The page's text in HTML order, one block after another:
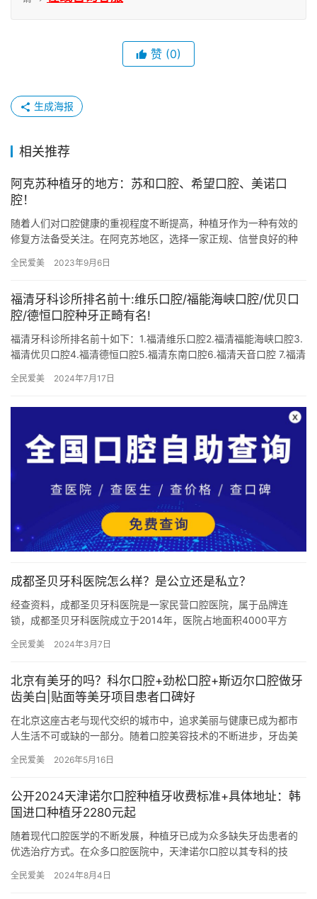
赞 (0)
生成海报
相关推荐
阿克苏种植牙的地方：苏和口腔、希望口腔、美诺口
腔！
随着人们对口腔健康的重视程度不断提高，种植牙作为一种有效的
修复方法备受关注。在阿克苏地区，选择一家正规、信誉良好的种
三家公…
全民爱美 2023年9月6日
福清牙科诊所排名前十:维乐口腔/福能海峡口腔/优贝口
腔/德恒口腔种牙正畸有名!
福清牙科诊所排名前十如下：1.福清维乐口腔2.福清福能海峡口腔3.
福清优贝口腔4.福清德恒口腔5.福清东南口腔6.福清天音口腔 7.福清
全民爱美 2024年7月17日
成都圣贝牙科医院怎么样？是公立还是私立？
经查资料，成都圣贝牙科医院是一家民营口腔医院，属于品牌连
锁，成都圣贝牙科医院成立于2014年，医院占地面积4000平方
修复…
全民爱美 2024年3月7日
北京有美牙的吗？科尔口腔+劲松口腔+斯迈尔口腔做牙
齿美白|贴面等美牙项目患者口碑好
在北京这座古老与现代交织的城市中，追求美丽与健康已成为都市
人生活不可或缺的一部分。随着口腔美容技术的不断进步，牙齿美
容的秘…
全民爱美 2026年5月16日
公开2024天津诺尔口腔种植牙收费标准+具体地址：韩
国进口种植牙2280元起
随着现代口腔医学的不断发展，种植牙已成为众多缺失牙齿患者的
优选治疗方式。在众多口腔医院中，天津诺尔口腔以其专科的技
文将对天…
全民爱美 2024年8月4日